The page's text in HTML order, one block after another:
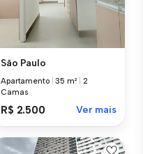
São Paulo
Apartamento |35 m²
2
Camas
R$ 2.500 Ver mais